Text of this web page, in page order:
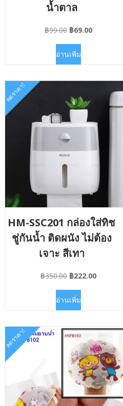
น้ำตาล
฿99.00 Original
was:
฿69.00Current
อ่านเพิ่ม
ลดราคา!
HM-SSC201 กล่องใส่ทิช
ชู่กันน้ำ ติดผนัง ไม่ต้อง
เจาะ สีเทา
฿350.00 Original
was:
฿222.00Current
อ่านเพิ่ม
ลดราคา!